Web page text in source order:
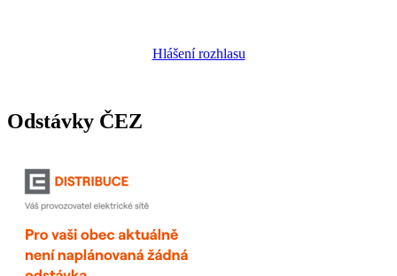
Hlášení rozhlasu
Odstávky ČEZ